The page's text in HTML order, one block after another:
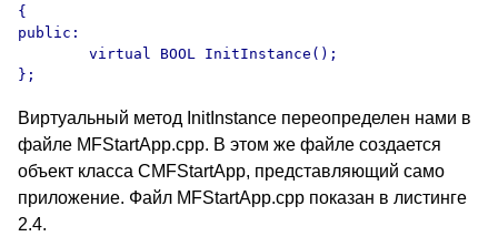
{
public:
Виртуальный метод InitInstance переопределен нами в
файле MFStartApp.cpp. В этом же файле создается
объект класса CMFStartApp, представляющий само
приложение. Файл MFStartApp.cpp показан в листинге
2.4.